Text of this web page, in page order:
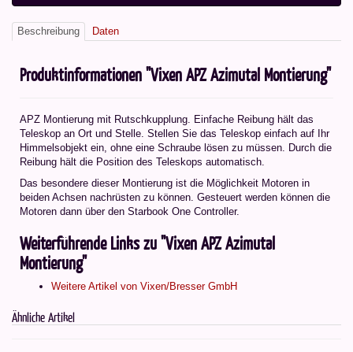
Beschreibung Daten
Produktinformationen "Vixen APZ Azimutal Montierung"
APZ Montierung mit Rutschkupplung. Einfache Reibung hält das
Teleskop an Ort und Stelle. Stellen Sie das Teleskop einfach auf Ihr
Himmelsobjekt ein, ohne eine Schraube lösen zu müssen. Durch die
Reibung hält die Position des Teleskops automatisch.
Das besondere dieser Montierung ist die Möglichkeit Motoren in
beiden Achsen nachrüsten zu können. Gesteuert werden können die
Motoren dann über den Starbook One Controller.
Weiterführende Links zu "Vixen APZ Azimutal
Montierung"
Weitere Artikel von Vixen/Bresser GmbH
Ähnliche Artikel